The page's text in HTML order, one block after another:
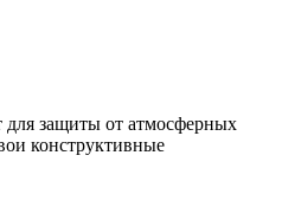
для защиты от атмосферных
конструктивные